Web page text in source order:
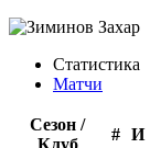
Статистика
Матчи
Сезон /
Клуб
# И